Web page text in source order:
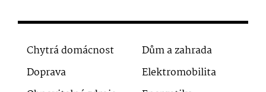
Chytrá domácnost
Dům a zahrada
Doprava
Elektromobilita